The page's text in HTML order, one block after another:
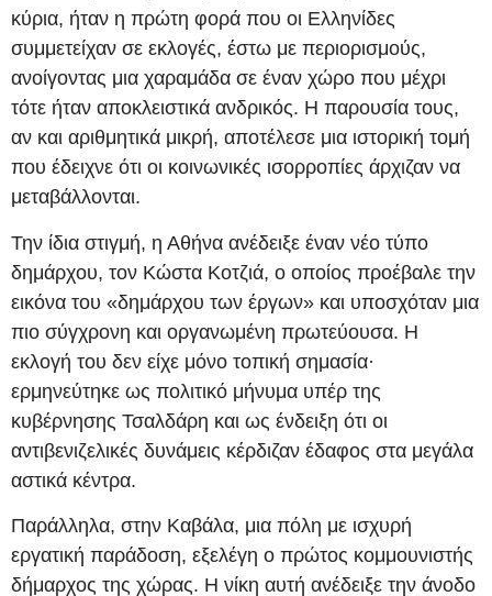
κύρια, ήταν η πρώτη φορά που οι Ελληνίδες
συμμετείχαν σε εκλογές, έστω με περιορισμούς,
ανοίγοντας μια χαραμάδα σε έναν χώρο που μέχρι
τότε ήταν αποκλειστικά ανδρικός. Η παρουσία τους,
αν και αριθμητικά μικρή, αποτέλεσε μια ιστορική τομή
που έδειχνε ότι οι κοινωνικές ισορροπίες άρχιζαν να
μεταβάλλονται.
Την ίδια στιγμή, η Αθήνα ανέδειξε έναν νέο τύπο
δημάρχου, τον Κώστα Κοτζιά, ο οποίος προέβαλε την
εικόνα του «δημάρχου των έργων» και υποσχόταν μια
πιο σύγχρονη και οργανωμένη πρωτεύουσα. Η
εκλογή του δεν είχε μόνο τοπική σημασία·
ερμηνεύτηκε ως πολιτικό μήνυμα υπέρ της
κυβέρνησης Τσαλδάρη και ως ένδειξη ότι οι
αντιβενιζελικές δυνάμεις κέρδιζαν έδαφος στα μεγάλα
αστικά κέντρα.
Παράλληλα, στην Καβάλα, μια πόλη με ισχυρή
εργατική παράδοση, εξελέγη ο πρώτος κομμουνιστής
δήμαρχος της χώρας. Η νίκη αυτή ανέδειξε την άνοδο